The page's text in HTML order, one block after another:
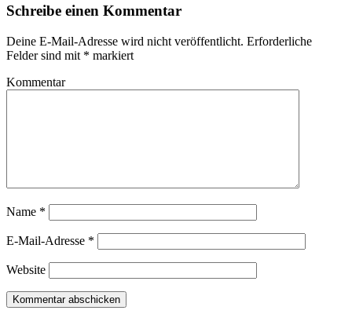
Schreibe einen Kommentar
Deine E-Mail-Adresse wird nicht veröffentlicht. Erforderliche
Felder sind mit * markiert
Kommentar
Name *
E-Mail-Adresse *
Website